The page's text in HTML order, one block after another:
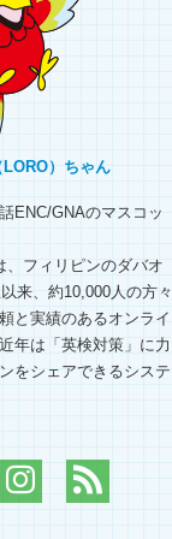
）ちゃん
ENC/GNAのマスコッ
、フィリピンのダバオ
来、約10,000人の方々
と実績のあるオンライ
年は「英検対策」に力
をシェアできるシステ